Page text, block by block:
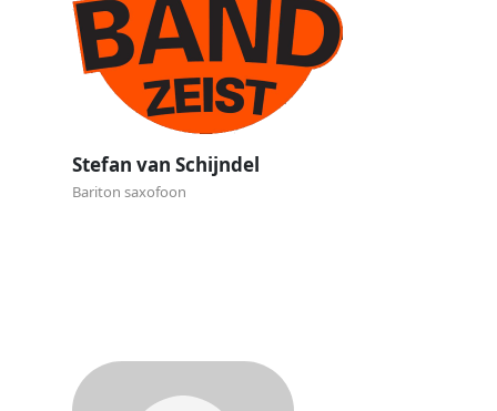
Stefan van Schijndel
Bariton saxofoon